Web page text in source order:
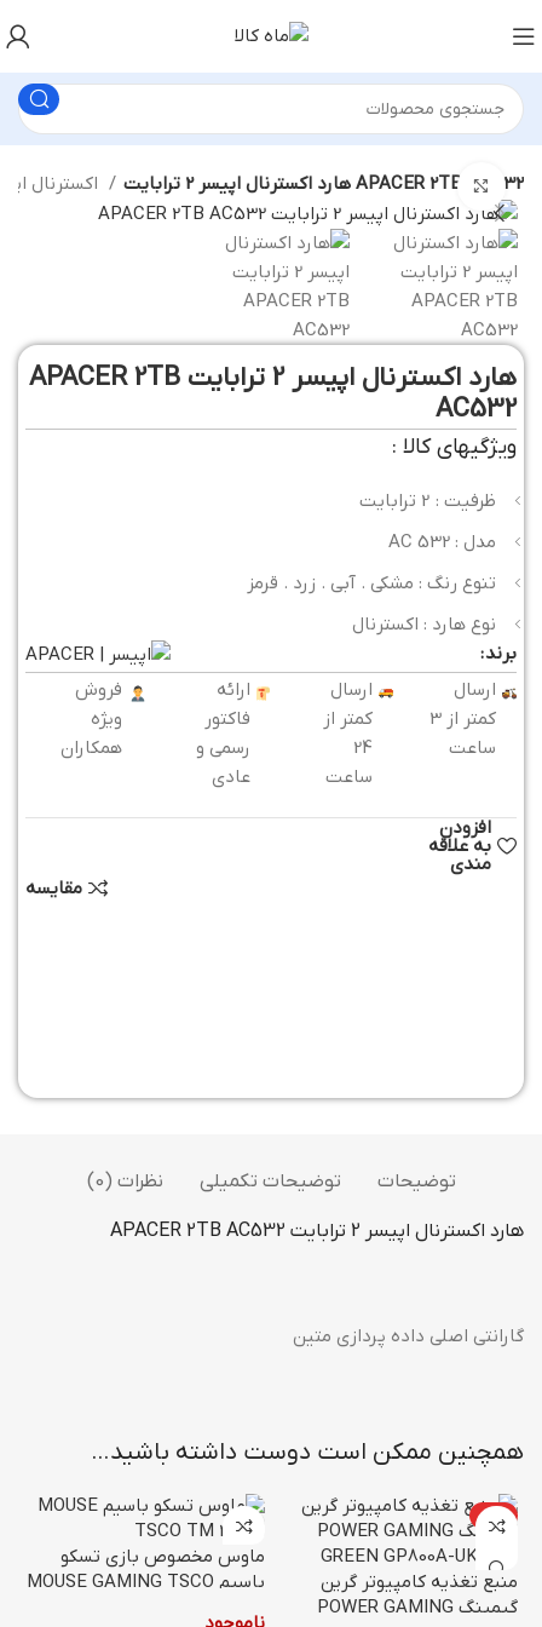
هارد اکسترنال اپیسر 2 ترابایت APACER 2TB AC532
بزرگنمایی تصویر
هارد اکسترنال اپیسر 2 ترابایت APACER 2TB
AC532
ویژگیهای کالا :
ظرفیت : 2 ترابایت
مدل : AC 532
تنوع رنگ : مشکی . آبی . زرد . قرمز
نوع هارد : اکسترنال
برند:
ارسال
کمتر از 3
ساعت
ارسال
کمتر از
24
ساعت
ارائه
فاکتور
رسمی و
عادی
فروش
ویژه
همکاران
افزودن
به علاقه
مندی
مقایسه
توضیحات توضیحات تکمیلی نظرات (0)
هارد اکسترنال اپیسر 2 ترابایت APACER 2TB AC532
گارانتی اصلی داده پردازی متین
همچنین ممکن است دوست داشته باشید…
ویژه
منبع تغذیه کامپیوتر گرین
گیمینگ POWER GAMING
ماوس مخصوص بازی تسکو
باسیم MOUSE GAMING TSCO